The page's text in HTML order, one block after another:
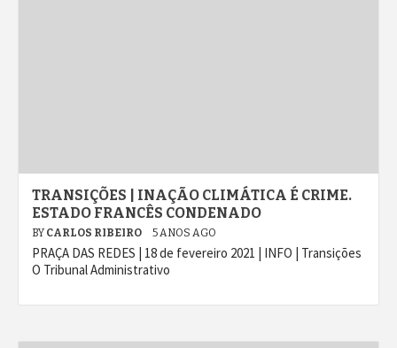
TRANSIÇÕES | INAÇÃO CLIMÁTICA É CRIME.
ESTADO FRANCÊS CONDENADO
BY CARLOS RIBEIRO 5 ANOS AGO
PRAÇA DAS REDES | 18 de fevereiro 2021 | INFO | Transições
O Tribunal Administrativo